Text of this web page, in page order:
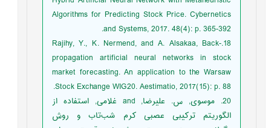
Algorithms for Predicting Stock Price. Cybernetics
and Systems, 2017. 48(4): p. 365-392.
18.Rajihy, Y., K. Nermend, and A. Alsakaa, Back-
propagation artificial neural networks in stock
market forecasting. An application to the Warsaw
Stock Exchange WIG20. Aestimatio, 2017(15): p. 88.
20. موسوی, س. علیرضا, and غلامی, استفاده از
الگوریتم ترکیبی عصبی کرم شب‌تاب و روش